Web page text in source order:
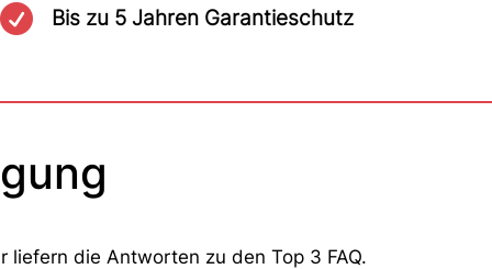
 Bis zu 5 Jahren Garantieschutz
liefern die Antworten zu den Top 3 FAQ.